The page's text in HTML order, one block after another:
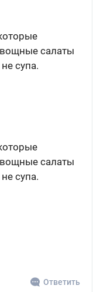
салаты
супа.
салаты
супа.
Ответить